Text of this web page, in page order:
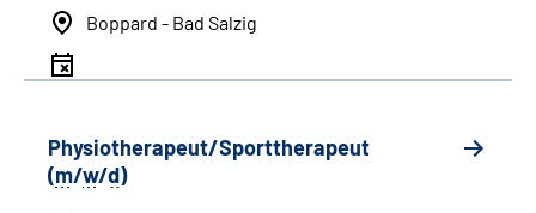
Boppard - Bad Salzig
Physiotherapeut/Sporttherapeut
(m/w/d)